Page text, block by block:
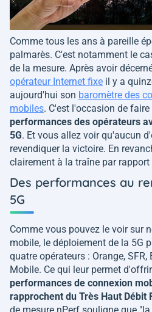
Comme tous les ans à pareille
palmarès. C'est notamment le
de la mesure. Après avoir
opérateur Internet fixe il y a
aujourd'hui son baromètre des
mobiles. C'est l'occasion de faire
performances des opérateurs
5G. Et vous allez voir qu'aucun
revendiquer la victoire. En
clairement à la traîne par
Des performances au
5G
Comme vous pouvez le voir sur
mobile, le déploiement de la 5G
quatre opérateurs : Orange,
Mobile. Ce qui leur permet
performances de connexion
rapprochent du Très Haut Débit